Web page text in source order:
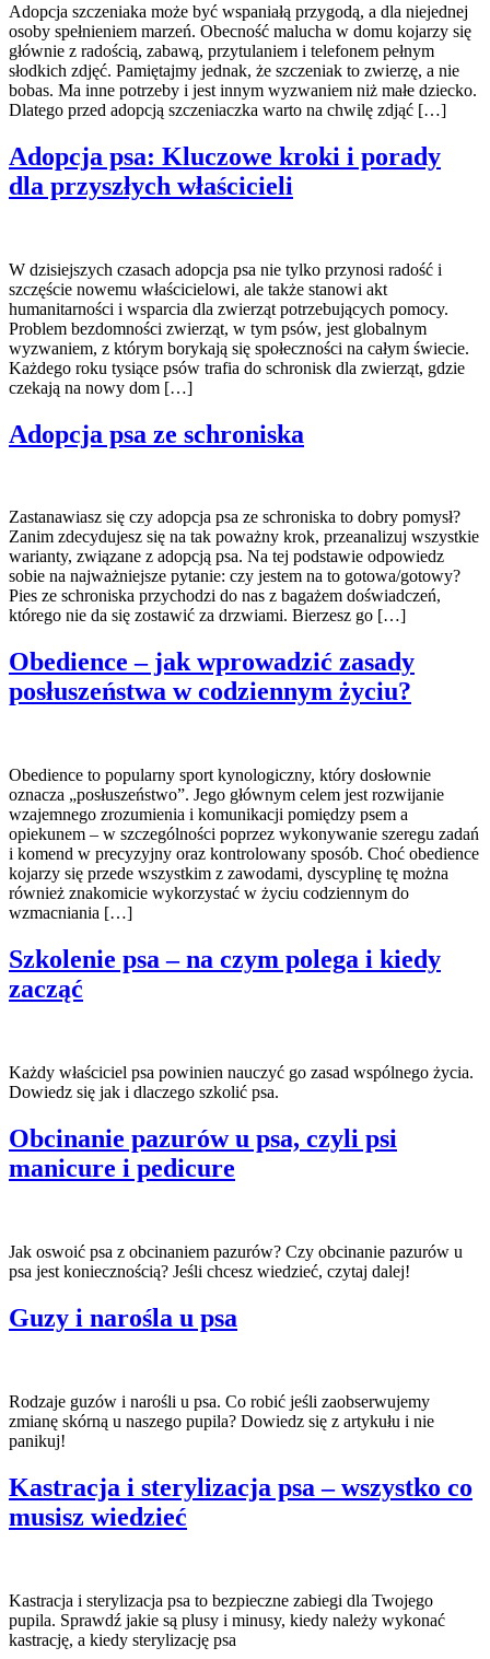
Adopcja szczeniaka może być wspaniałą przygodą, a dla niejednej
osoby spełnieniem marzeń. Obecność malucha w domu kojarzy się
głównie z radością, zabawą, przytulaniem i telefonem pełnym
słodkich zdjęć. Pamiętajmy jednak, że szczeniak to zwierzę, a nie
bobas. Ma inne potrzeby i jest innym wyzwaniem niż małe dziecko.
Dlatego przed adopcją szczeniaczka warto na chwilę zdjąć […]
Adopcja psa: Kluczowe kroki i porady
dla przyszłych właścicieli
W dzisiejszych czasach adopcja psa nie tylko przynosi radość i
szczęście nowemu właścicielowi, ale także stanowi akt
humanitarności i wsparcia dla zwierząt potrzebujących pomocy.
Problem bezdomności zwierząt, w tym psów, jest globalnym
wyzwaniem, z którym borykają się społeczności na całym świecie.
Każdego roku tysiące psów trafia do schronisk dla zwierząt, gdzie
czekają na nowy dom […]
Adopcja psa ze schroniska
Zastanawiasz się czy adopcja psa ze schroniska to dobry pomysł?
Zanim zdecydujesz się na tak poważny krok, przeanalizuj wszystkie
warianty, związane z adopcją psa. Na tej podstawie odpowiedz
sobie na najważniejsze pytanie: czy jestem na to gotowa/gotowy?
Pies ze schroniska przychodzi do nas z bagażem doświadczeń,
którego nie da się zostawić za drzwiami. Bierzesz go […]
Obedience – jak wprowadzić zasady
posłuszeństwa w codziennym życiu?
Obedience to popularny sport kynologiczny, który dosłownie
oznacza „posłuszeństwo”. Jego głównym celem jest rozwijanie
wzajemnego zrozumienia i komunikacji pomiędzy psem a
opiekunem – w szczególności poprzez wykonywanie szeregu zadań
i komend w precyzyjny oraz kontrolowany sposób. Choć obedience
kojarzy się przede wszystkim z zawodami, dyscyplinę tę można
również znakomicie wykorzystać w życiu codziennym do
wzmacniania […]
Szkolenie psa – na czym polega i kiedy
zacząć
Każdy właściciel psa powinien nauczyć go zasad wspólnego życia.
Dowiedz się jak i dlaczego szkolić psa.
Obcinanie pazurów u psa, czyli psi
manicure i pedicure
Jak oswoić psa z obcinaniem pazurów? Czy obcinanie pazurów u
psa jest koniecznością? Jeśli chcesz wiedzieć, czytaj dalej!
Guzy i narośla u psa
Rodzaje guzów i narośli u psa. Co robić jeśli zaobserwujemy
zmianę skórną u naszego pupila? Dowiedz się z artykułu i nie
panikuj!
Kastracja i sterylizacja psa – wszystko co
musisz wiedzieć
Kastracja i sterylizacja psa to bezpieczne zabiegi dla Twojego
pupila. Sprawdź jakie są plusy i minusy, kiedy należy wykonać
kastrację, a kiedy sterylizację psa